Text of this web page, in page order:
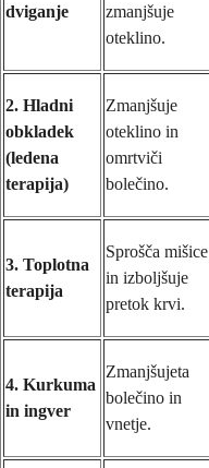
dviganje
zmanjšuje
oteklino.
2. Hladni
obkladek
(ledena
terapija)
Zmanjšuje
oteklino in
omrtviči
bolečino.
3. Toplotna
terapija
Sprošča mišice
in izboljšuje
pretok krvi.
4. Kurkuma
in ingver
Zmanjšujeta
bolečino in
vnetje.